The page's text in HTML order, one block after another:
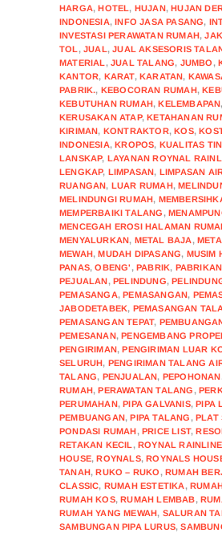
HARGA,HOTEL, HUJAN,HUJAN
INDONESIA,INFO JASA PASANG,
INVESTASI PERAWATAN RUMAH,
TOL ,JUAL,JUAL AKSESORIS
MATERIAL ,JUAL TALANG, JUMBO ,
KANTOR, KARAT,KARATAN,
PABRIK., KEBOCORAN RUMAH,
KEBUTUHAN RUMAH,KELEMBAPAN,
KERUSAKAN ATAP,KETAHANAN
KIRIMAN, KONTRAKTOR,KOS,
INDONESIA,KROPOS, KUALITAS
LANSKAP, LAYANAN ROYNAL
LENGKAP, LIMPASAN, LIMPASAN
RUANGAN, LUAR RUMAH,
MELINDUNGI RUMAH,
MEMPERBAIKI TALANG ,
MENCEGAH EROSI HALAMAN
MENYALURKAN, METAL BAJA,
MEWAH,MUDAH DIPASANG, MUSIM
PANAS,OBENG' ,PABRIK, PABRIKAN
PEJUALAN,PELINDUNG,
PEMASANGA,PEMASANGAN,
JABODETABEK, PEMASANGAN
PEMASANGAN TEPAT,
PEMESANAN,PENGEMBANG
PENGIRIMAN,PENGIRIMAN LUAR
SELURUH, PENGIRIMAN TALANG
TALANG, PENJUALAN, PEPOHONAN
RUMAH,PERAWATAN TALANG ,
PERUMAHAN,PIPA GALVANIS,PIPA
PEMBUANGAN,PIPA TALANG ,PLAT
PONDASI RUMAH,PRICE LIST,
RETAKAN KECIL ,ROYNAL RAINLINE
HOUSE,ROYNALS,ROYNALS
TANAH,RUKO – RUKO ,RUMAH
CLASSIC, RUMAH ESTETIKA,
RUMAH KOS,RUMAH LEMBAB,
RUMAH YANG MEWAH, SALURAN
SAMBUNGAN PIPA LURUS,